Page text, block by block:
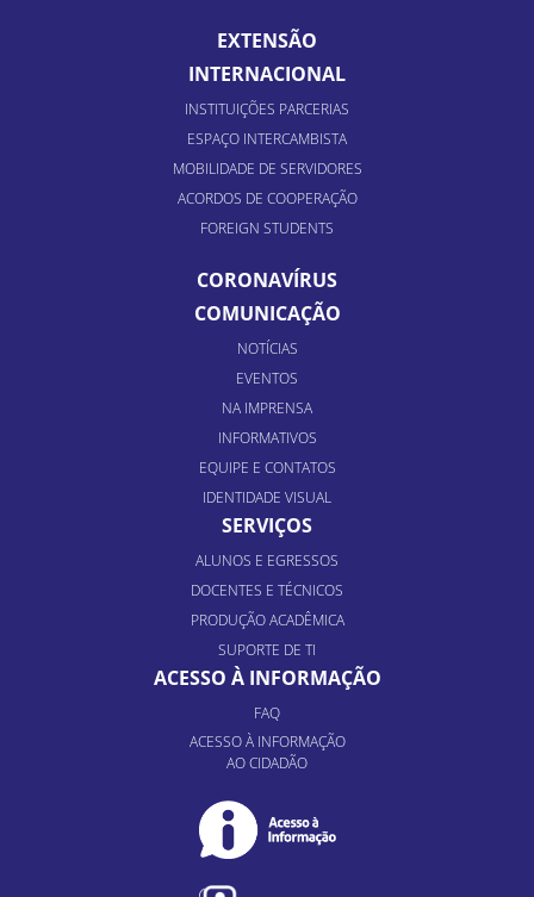
EXTENSÃO
INTERNACIONAL
INSTITUIÇÕES PARCERIAS
ESPAÇO INTERCAMBISTA
MOBILIDADE DE SERVIDORES
ACORDOS DE COOPERAÇÃO
FOREIGN STUDENTS
CORONAVÍRUS
COMUNICAÇÃO
NOTÍCIAS
EVENTOS
NA IMPRENSA
INFORMATIVOS
EQUIPE E CONTATOS
IDENTIDADE VISUAL
SERVIÇOS
ALUNOS E EGRESSOS
DOCENTES E TÉCNICOS
PRODUÇÃO ACADÊMICA
SUPORTE DE TI
ACESSO À INFORMAÇÃO
FAQ
ACESSO À INFORMAÇÃO
AO CIDADÃO